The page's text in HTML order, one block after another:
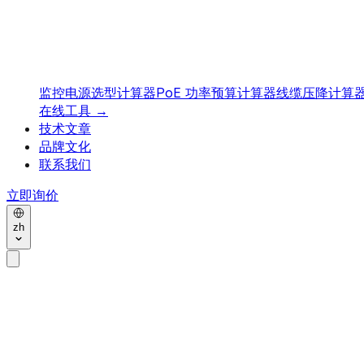
监控电源选型计算器PoE 功率预算计算器线缆压降计算
在线工具 →
技术文章
品牌文化
联系我们
立即询价
zh